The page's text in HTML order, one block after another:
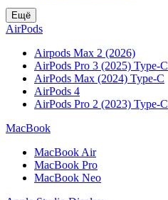
Ещё
AirPods
Airpods Max 2 (2026)
AirPods Pro 3 (2025) Type-C
AirPods Max (2024) Type-C
AirPods 4
AirPods Pro 2 (2023) Type-C
MacBook
MacBook Air
MacBook Pro
MacBook Neo